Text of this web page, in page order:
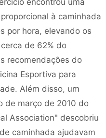
encontrou uma
à caminhada
por hora, elevando os
de 62% do
recomendações do
Esportiva para
Além disso, um
de março de 2010 do
Association" descobriu
caminhada ajudavam